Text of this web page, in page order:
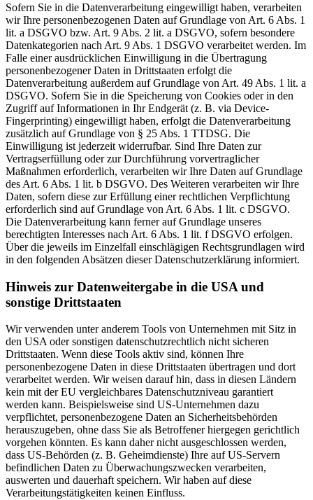
Sofern Sie in die Datenverarbeitung eingewilligt haben, verarbeiten
wir Ihre personenbezogenen Daten auf Grundlage von Art. 6 Abs. 1
lit. a DSGVO bzw. Art. 9 Abs. 2 lit. a DSGVO, sofern besondere
Datenkategorien nach Art. 9 Abs. 1 DSGVO verarbeitet werden. Im
Falle einer ausdrücklichen Einwilligung in die Übertragung
personenbezogener Daten in Drittstaaten erfolgt die
Datenverarbeitung außerdem auf Grundlage von Art. 49 Abs. 1 lit. a
DSGVO. Sofern Sie in die Speicherung von Cookies oder in den
Zugriff auf Informationen in Ihr Endgerät (z. B. via Device-
Fingerprinting) eingewilligt haben, erfolgt die Datenverarbeitung
zusätzlich auf Grundlage von § 25 Abs. 1 TTDSG. Die
Einwilligung ist jederzeit widerrufbar. Sind Ihre Daten zur
Vertragserfüllung oder zur Durchführung vorvertraglicher
Maßnahmen erforderlich, verarbeiten wir Ihre Daten auf Grundlage
des Art. 6 Abs. 1 lit. b DSGVO. Des Weiteren verarbeiten wir Ihre
Daten, sofern diese zur Erfüllung einer rechtlichen Verpflichtung
erforderlich sind auf Grundlage von Art. 6 Abs. 1 lit. c DSGVO.
Die Datenverarbeitung kann ferner auf Grundlage unseres
berechtigten Interesses nach Art. 6 Abs. 1 lit. f DSGVO erfolgen.
Über die jeweils im Einzelfall einschlägigen Rechtsgrundlagen wird
in den folgenden Absätzen dieser Datenschutzerklärung informiert.
Hinweis zur Datenweitergabe in die USA und
sonstige Drittstaaten
Wir verwenden unter anderem Tools von Unternehmen mit Sitz in
den USA oder sonstigen datenschutzrechtlich nicht sicheren
Drittstaaten. Wenn diese Tools aktiv sind, können Ihre
personenbezogene Daten in diese Drittstaaten übertragen und dort
verarbeitet werden. Wir weisen darauf hin, dass in diesen Ländern
kein mit der EU vergleichbares Datenschutzniveau garantiert
werden kann. Beispielsweise sind US-Unternehmen dazu
verpflichtet, personenbezogene Daten an Sicherheitsbehörden
herauszugeben, ohne dass Sie als Betroffener hiergegen gerichtlich
vorgehen könnten. Es kann daher nicht ausgeschlossen werden,
dass US-Behörden (z. B. Geheimdienste) Ihre auf US-Servern
befindlichen Daten zu Überwachungszwecken verarbeiten,
auswerten und dauerhaft speichern. Wir haben auf diese
Verarbeitungstätigkeiten keinen Einfluss.